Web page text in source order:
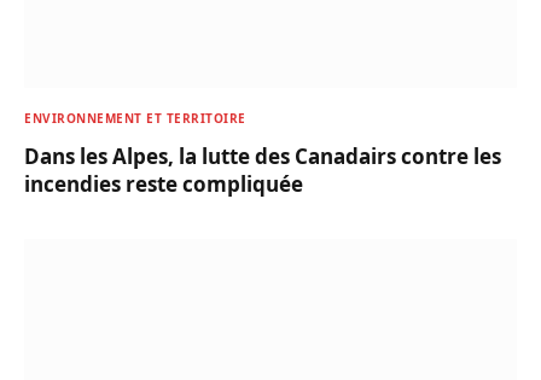
ENVIRONNEMENT ET TERRITOIRE
Dans les Alpes, la lutte des Canadairs contre les
incendies reste compliquée